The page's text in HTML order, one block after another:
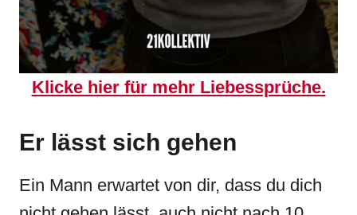
Klicke hier für mehr Liebessprüche.
Er lässt sich gehen
Ein Mann erwartet von dir, dass du dich